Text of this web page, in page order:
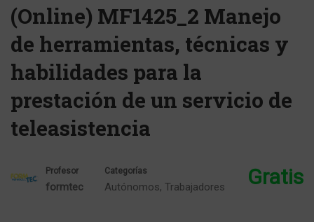
(Online) MF1425_2 Manejo
de herramientas, técnicas y
habilidades para la
prestación de un servicio de
teleasistencia
Profesor
formtec
Categorías
Autónomos, Trabajadores Gratis